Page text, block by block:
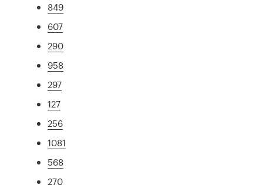
849
607
290
958
297
127
256
1081
568
270